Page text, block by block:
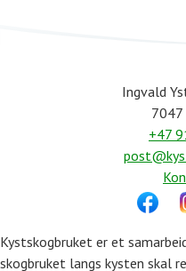
Ingvald
7047
+47
Kystskogbruket er et
skogbruket langs kysten skal